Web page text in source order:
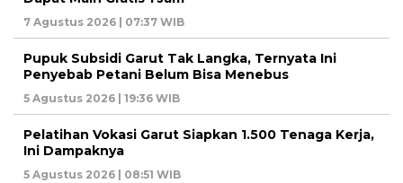
7 Agustus 2026 | 07:37 WIB
Pupuk Subsidi Garut Tak Langka, Ternyata Ini
Penyebab Petani Belum Bisa Menebus
5 Agustus 2026 | 19:36 WIB
Pelatihan Vokasi Garut Siapkan 1.500 Tenaga Kerja,
Ini Dampaknya
5 Agustus 2026 | 08:51 WIB